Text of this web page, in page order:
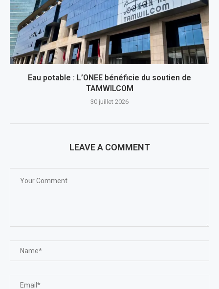
Eau potable : L’ONEE bénéficie du soutien de
TAMWILCOM
30 juillet 2026
LEAVE A COMMENT